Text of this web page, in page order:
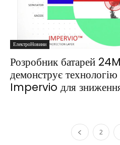
ЕлектроНовини
Розробник батарей
демонструє технологію
Impervio для
2